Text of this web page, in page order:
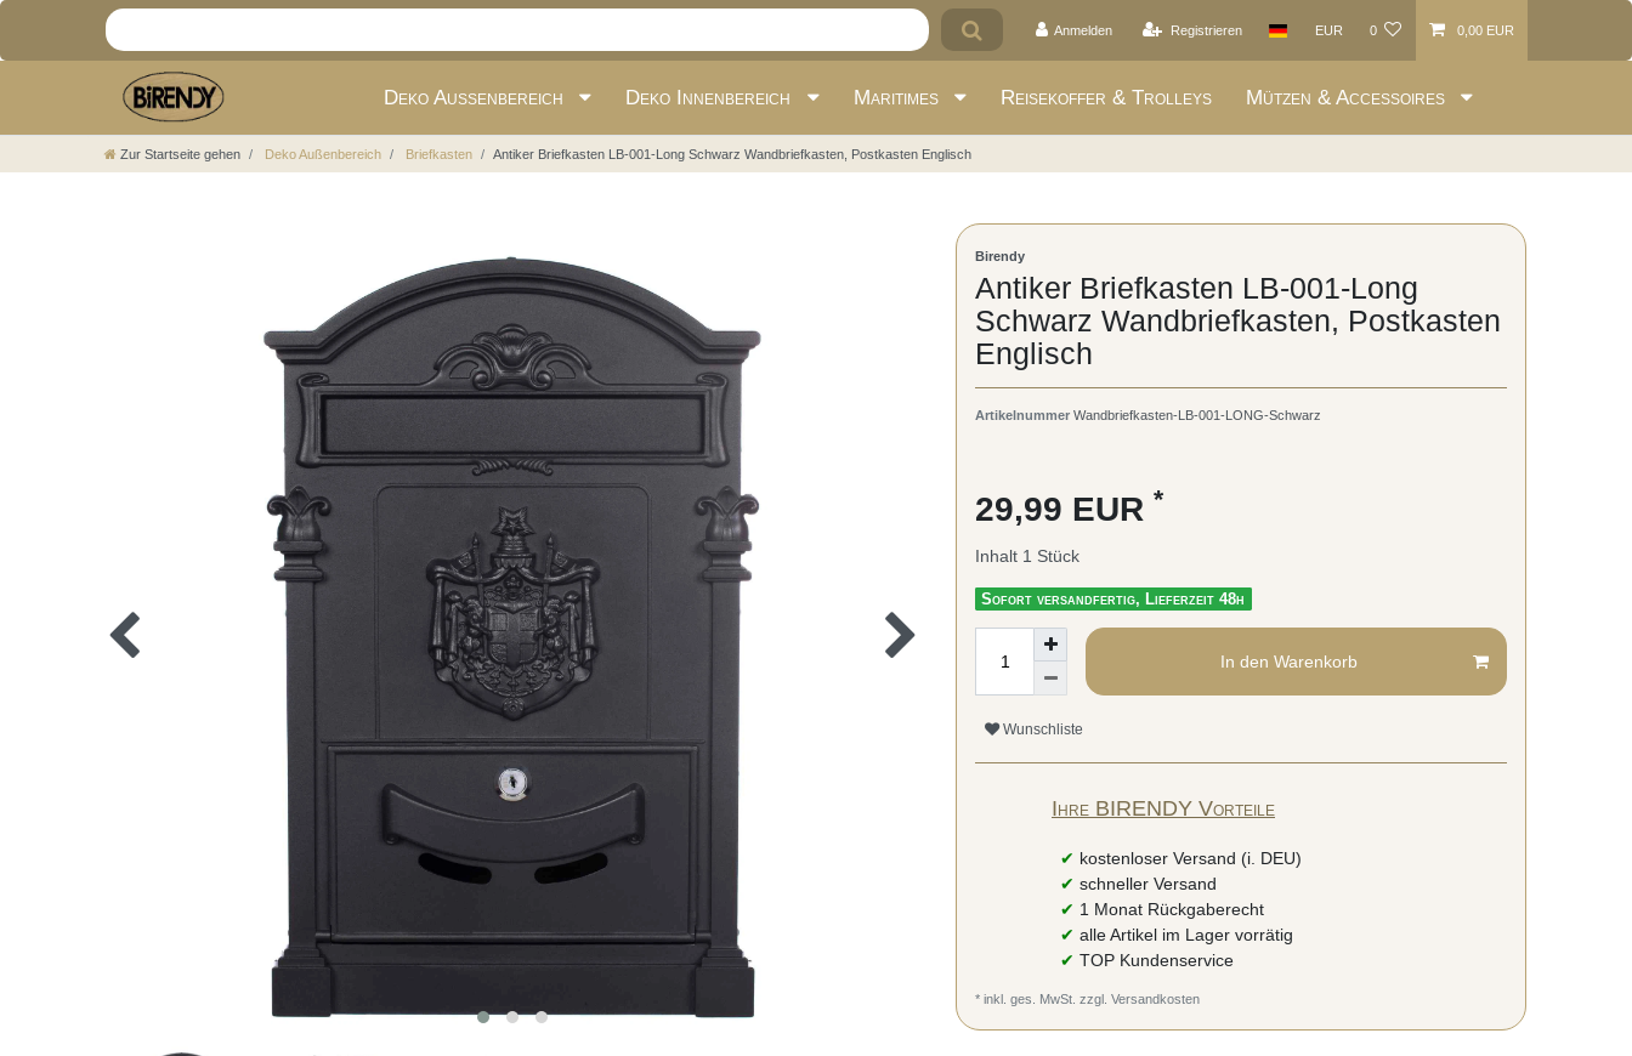
Anmelden Registrieren EUR 0 0,00 EUR
Deko Außenbereich Deko Innenbereich Maritimes Reisekoffer & Trolleys Mützen & Accessoires
Zur Startseite gehen Deko Außenbereich Briefkasten Antiker Briefkasten LB-001-Long Schwarz Wandbriefkasten, Postkasten Englisch
Birendy
Antiker Briefkasten LB-001-Long
Schwarz Wandbriefkasten, Postkasten
Englisch
Artikelnummer Wandbriefkasten-LB-001-LONG-Schwarz
29,99 EUR *
Inhalt 1 Stück
Sofort versandfertig, Lieferzeit 48h
In den Warenkorb
Wunschliste
Ihre BIRENDY Vorteile
✔ kostenloser Versand (i. DEU)
✔ schneller Versand
✔ 1 Monat Rückgaberecht
✔ alle Artikel im Lager vorrätig
✔ TOP Kundenservice
* inkl. ges. MwSt. zzgl. Versandkosten